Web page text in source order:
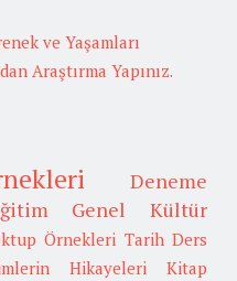
ve Yaşamları
Araştırma Yapınız.
Deneme
Genel Kültür
Örnekleri Tarih Ders
Hikayeleri Kitap